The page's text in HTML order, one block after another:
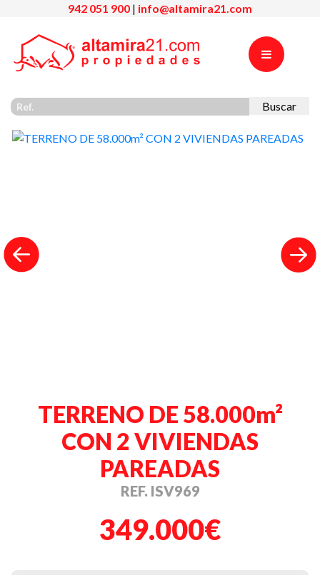
942 051 900 | info@altamira21.com
Buscar
Previous
TERRENO DE 58.000m²
CON 2 VIVIENDAS
PAREADAS
REF. ISV969
349.000€